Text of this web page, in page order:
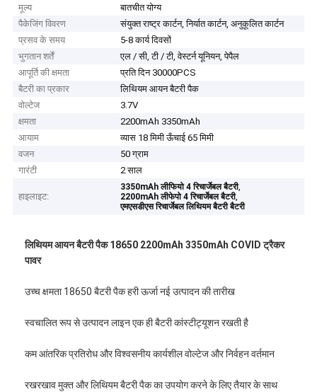
मूल्य
बातचीत योग्य
पैकेजिंग विवरण
संयुक्त राष्ट्र कार्टन, निर्यात कार्टन, अनुकूलित कार्टन
प्रसव के समय
5-8 कार्य दिवसों
भुगतान शर्तें
एल / सी, टी / टी, वेस्टर्न यूनियन, पेपैल
आपूर्ति की क्षमता
प्रति दिन 30000PCS
बैटरी का प्रकार
लिथियम आयन बैटरी पैक
वोल्टेज
3.7V
क्षमता
2200mAh 3350mAh
आयाम
व्यास 18 मिमी ऊँचाई 65 मिमी
वजन
50 ग्राम
गारंटी
2 साल
हाइलाइट:
3350mAh लीफियो 4 रिचार्जेबल बैटरी,
2200mAh लीफेपो 4 रिचार्जेबल बैटरी,
एमएसडीएस रिचार्जेबल लिथियम बैटरी बैटरी
लिथियम आयन बैटरी पैक 18650 2200mAh 3350mAh COVID ट्रैकर
पावर
उच्च क्षमता 18650 बैटरी पैक हरी ऊर्जा नई उत्पादन की तारीख
स्वचालित रूप से उत्पादन लाइन एक ही बैटरी कांस्टीट्यूशन रखती है
कम आंतरिक प्रतिरोध और विश्वसनीय कार्यशील वोल्टेज और निर्वहन वर्तमान
रखरखाव मुक्त और लिथियम बैटरी पैक का उपयोग करने के लिए तैयार के साथ